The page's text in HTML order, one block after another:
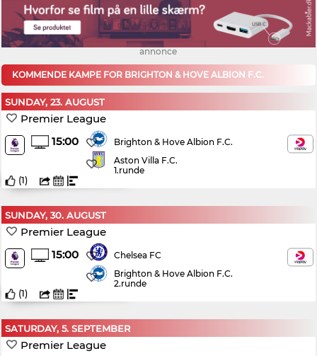
annonce
KOMMENDE KAMPE FOR BRIGHTON & HOVE ALBION F.C.
SUNDAY, 23. AUGUST
Premier League
15:00
Brighton & Hove Albion F.C.
Aston Villa F.C.
1.runde
(1)
SUNDAY, 30. AUGUST
Premier League
15:00
Chelsea FC
Brighton & Hove Albion F.C.
2.runde
(1)
SATURDAY, 5. SEPTEMBER
Premier League